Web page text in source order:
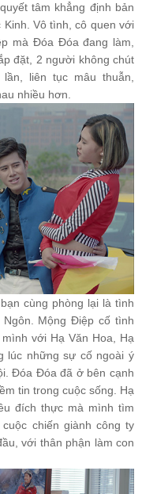
tâm khẳng định bản
Vô tình, cô quen với
mà Đóa Đóa đang làm,
đặt, 2 người không chút
liên tục mâu thuẫn,
nhiều hơn.
cùng phòng lại là tình
Mộng Điệp cố tình
với Hạ Văn Hoa, Hạ
lúc những sự cố ngoài ý
Đóa Đóa đã ở bên cạnh
tin trong cuộc sống. Hạ
đích thực mà mình tìm
chiến giành công ty
với thân phận làm con